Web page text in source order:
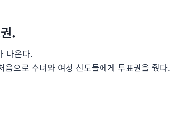
.
나온다.
음으로 수녀와 여성 신도들에게 투표권을 줬다.